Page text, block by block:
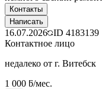
Контакты
Написать
16.07.2026 ID 4183139
Контактное лицо
недалеко от г. Витебск
1 000 ƃ/мес.